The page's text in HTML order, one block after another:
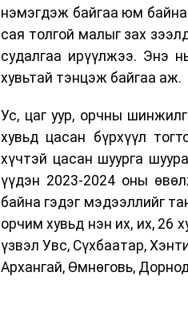
нэмэгдэж байгаа юм
сая толгой малыг зах
судалгаа ирүүлжээ. Энэ
хувьтай тэнцэж байгаа аж.
Ус, цаг уур, орчны
хувьд цасан бүрхүүл
хүчтэй цасан шуурга
үүдэн 2023-2024 оны
байна гэдэг мэдээллийг
орчим хувьд нэн их, их, 26
үзвэл Увс, Сүхбаатар,
Архангай, Өмнөговь,